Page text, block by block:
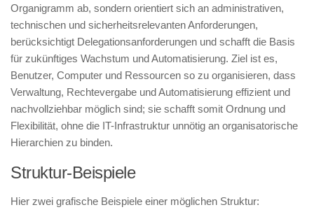
Organigramm ab, sondern orientiert sich an administrativen,
technischen und sicherheitsrelevanten Anforderungen,
berücksichtigt Delegationsanforderungen und schafft die Basis
für zukünftiges Wachstum und Automatisierung. Ziel ist es,
Benutzer, Computer und Ressourcen so zu organisieren, dass
Verwaltung, Rechtevergabe und Automatisierung effizient und
nachvollziehbar möglich sind; sie schafft somit Ordnung und
Flexibilität, ohne die IT-Infrastruktur unnötig an organisatorische
Hierarchien zu binden.
Struktur-Beispiele
Hier zwei grafische Beispiele einer möglichen Struktur: